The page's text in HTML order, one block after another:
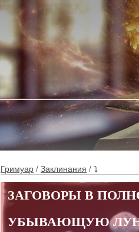
Гримуар / Заклинания / ⤵
ЗАГОВОРЫ В
УБЫВАЮЩУЮ